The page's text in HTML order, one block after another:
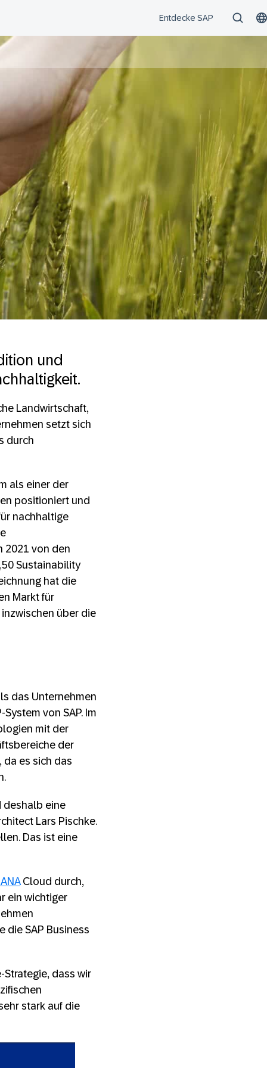
und
Landwirtschaft,
setzt sich
durch
als einer der
positioniert und
nachhaltige
2021 von den
Sustainability
hat die
Markt für
über die
das Unternehmen
von SAP. Im
mit der
der
da es sich das
deshalb eine
Lars Pischke.
Das ist eine
Cloud durch,
ein wichtiger
SAP Business
Strategie, dass wir
stark auf die